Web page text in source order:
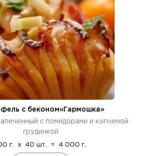
с беконом«Гармошка»
с помидорами и копченой
грудинкой
г. x 40 шт. = 4 000 г.